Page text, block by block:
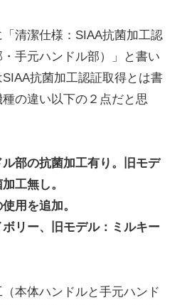
清潔仕様：SIAA抗菌加工認
手元ハンドル部）」と書い
抗菌加工認証取得とは書
の違い以下の２点だと思
ル部の抗菌加工有り。旧モデ
工無し。
用を追加。
リー、旧モデル：ミルキー
本体ハンドルと手元ハンド